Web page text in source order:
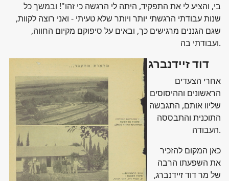
בי, והציע לי את התפקיד, היתה לי הרגשה כי זהו"! ובמשך כל
שנות עבודתי הרגשתי יותר ויותר שלא טעיתי - ואני רוצה לקוות,
שגם הגננים מרגישים כך, ובאים על סיפוקם מקיום החווה,
ועבודתי בה.
דוד זיידנברג
אחרי הצעדים
הראשונים וההיסוסים
שליוו אותם, התגבשה
התוכנית והתבססה
העבודה.
כאן המקום להזכיר
את השפעתו הרבה
של מר דוד זיידנברג,